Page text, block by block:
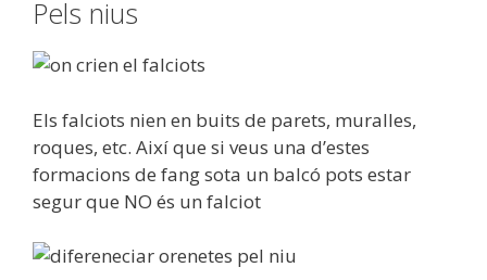
Pels nius
Els falciots nien en buits de parets, muralles,
roques, etc. Així que si veus una d’estes
formacions de fang sota un balcó pots estar
segur que NO és un falciot